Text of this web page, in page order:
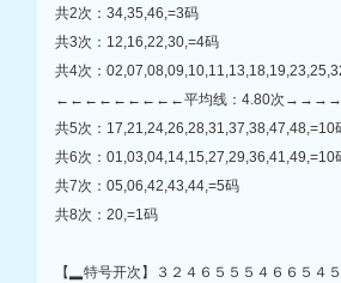
共2次：34,35,46,=3码
共3次：12,16,22,30,=4码
共4次：
←←←←←←←←←平均线：4.80次
共5次：17,21,24,26,28,31,37,38,47,48,=10
共6次：01,03,04,14,15,27,29,36,41,49,=10
共7次：05,06,42,43,44,=5码
共8次：20,=1码
【▂特号开次】３２４６５５５４６６５４